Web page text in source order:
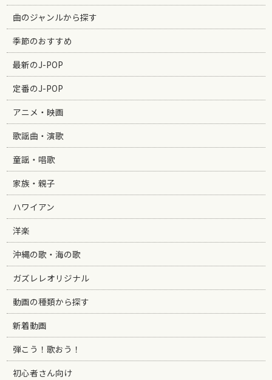
曲のジャンルから探す
季節のおすすめ
最新のJ-POP
定番のJ-POP
アニメ・映画
歌謡曲・演歌
童謡・唱歌
家族・親子
ハワイアン
洋楽
沖縄の歌・海の歌
ガズレレオリジナル
動画の種類から探す
新着動画
弾こう！歌おう！
初心者さん向け